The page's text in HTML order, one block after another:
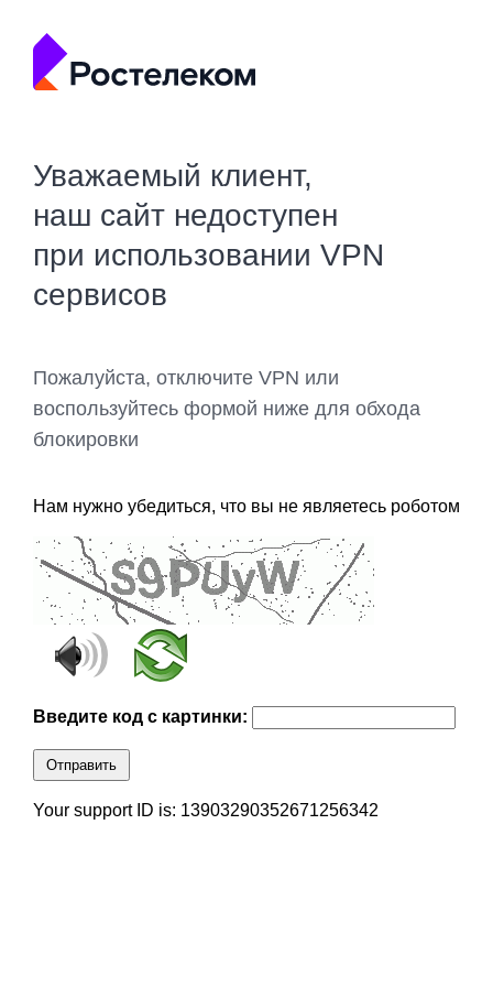
Уважаемый клиент,
наш сайт недоступен
при использовании VPN
сервисов
Пожалуйста, отключите VPN или
воспользуйтесь формой ниже для обхода
блокировки
Нам нужно убедиться, что вы не являетесь роботом
Введите код с картинки:
Отправить
Your support ID is: 13903290352671256342